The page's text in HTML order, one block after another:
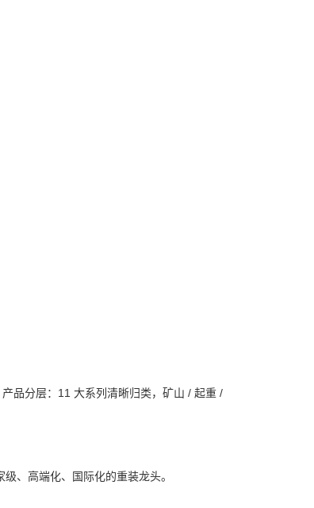
产品分层：11 大系列清晰归类，矿山 / 起重 /
、高端化、国际化的重装龙头。